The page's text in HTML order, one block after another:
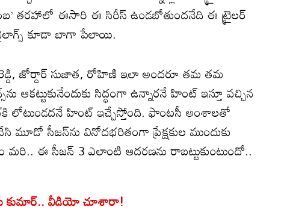
తరహాలో ఈసారి ఈ సిరీస్ ఉండబోతుందనేది ఈ ట్రైలర్
డైలాగ్స్ కూడా బాగా పేలాయి.
జోర్దార్ సుజాత, రోహిణి ఇలా అందరూ తమ తమ
సిద్ధంగా ఉన్నారనే హింట్ ఇస్తూ వచ్చిన
లోటుండదనే హింట్ ఇచ్చేస్తోంది. ఫాంటసీ అంశాలతో
మూడో సీజన్‌ను వినోదభరితంగా ప్రేక్షకుల ముందుకు
మరి.. ఈ సీజన్ 3 ఎలాంటి ఆదరణను రాబట్టుకుంటుందో..
కుమార్.. వీడియో చూశారా!